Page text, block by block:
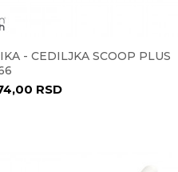
- CEDILJKA SCOOP PLUS
RSD